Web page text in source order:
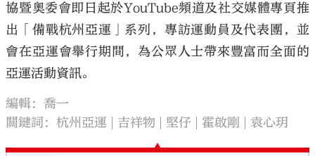
協暨奧委會即日起於YouTube頻道及社交媒體專頁推
出「備戰杭州亞運」系列，專訪運動員及代表團，並
會在亞運會舉行期間，為公眾人士帶來豐富而全面的
亞運活動資訊。
編輯：喬一
關鍵詞：杭州亞運 吉祥物 堅仔 霍啟剛 袁心玥